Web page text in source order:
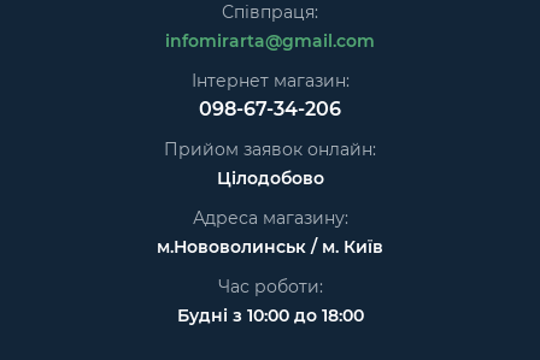
Співпраця:
infomirarta@gmail.com
Інтернет магазин:
098-67-34-206
Прийом заявок онлайн:
Цілодобово
Адреса магазину:
м.Нововолинськ / м. Київ
Час роботи:
Будні з 10:00 до 18:00